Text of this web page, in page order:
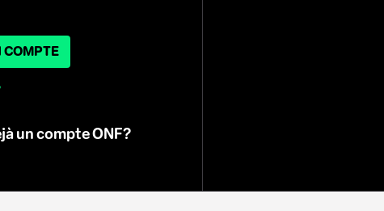
COMPTE
un compte ONF?